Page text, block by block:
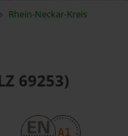
Rhein-Neckar-Kreis
69253)